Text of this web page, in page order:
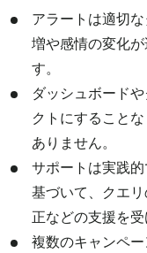
アラートは適切
増や感情の変化
す。
ダッシュボード
クトにすること
ありません。
サポートは実践
基づいて、クエ
正などの支援を受
複数のキャンペ